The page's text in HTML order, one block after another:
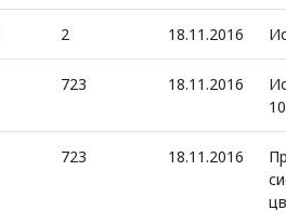
2 18.11.2016
723 18.11.2016
723 18.11.2016